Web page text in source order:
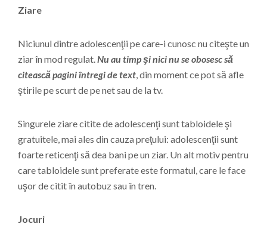
Ziare
Niciunul dintre adolescenţii pe care-i cunosc nu citeşte un
ziar în mod regulat.Nu au timp şi nici nu se obosesc să
citească pagini întregi de text, din moment ce pot să afle
ştirile pe scurt de pe net sau de la tv.
Singurele ziare citite de adolescenţi sunt tabloidele şi
gratuitele, mai ales din cauza preţului: adolescenţii sunt
foarte reticenţi să dea bani pe un ziar. Un alt motiv pentru
care tabloidele sunt preferate este formatul, care le face
uşor de citit în autobuz sau în tren.
Jocuri